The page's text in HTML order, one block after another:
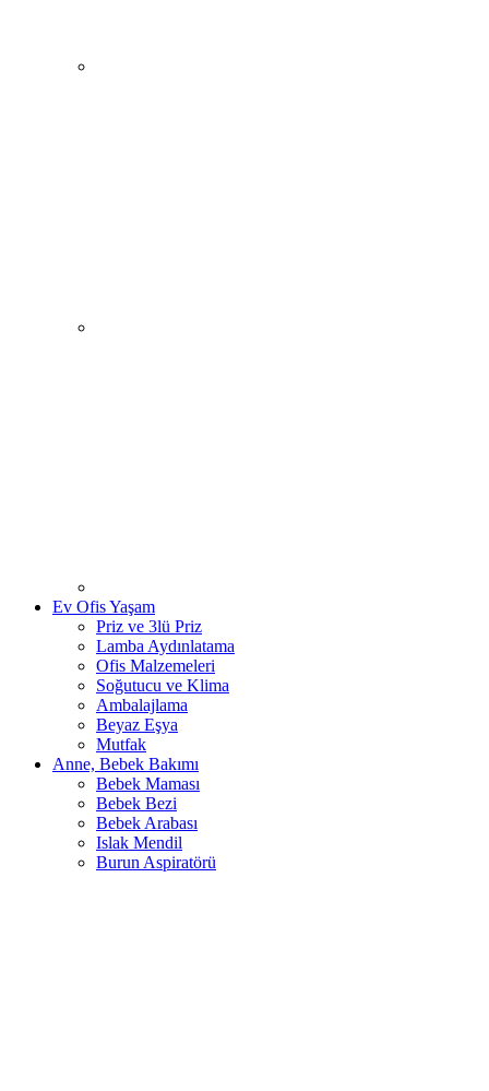
Ev Ofis Yaşam
Priz ve 3lü Priz
Lamba Aydınlatama
Ofis Malzemeleri
Soğutucu ve Klima
Ambalajlama
Beyaz Eşya
Mutfak
Anne, Bebek Bakımı
Bebek Maması
Bebek Bezi
Bebek Arabası
Islak Mendil
Burun Aspiratörü